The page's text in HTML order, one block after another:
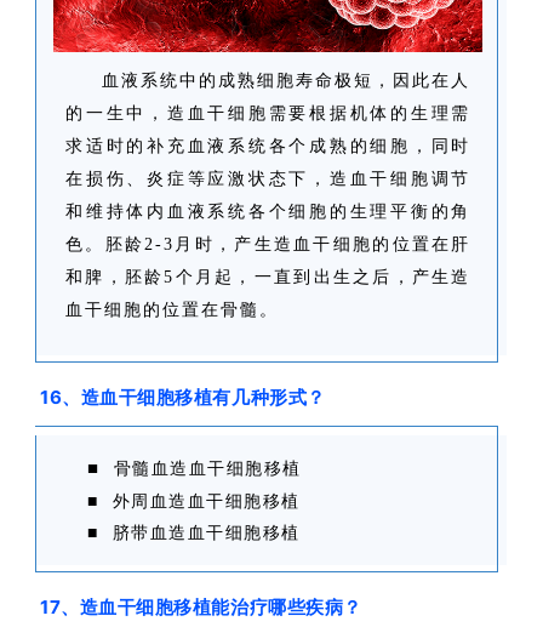
血液系统中的成熟细胞寿命极短，因此在人
的一生中，造血干细胞需要根据机体的生理需
求适时的补充血液系统各个成熟的细胞，同时
在损伤、炎症等应激状态下，造血干细胞调节
和维持体内血液系统各个细胞的生理平衡的角
色。胚龄2-3月时，产生造血干细胞的位置在肝
和脾，胚龄5个月起，一直到出生之后，产生造
血干细胞的位置在骨髓。
16、造血干细胞移植有几种形式？
■
骨髓血造血干细胞移植
■ 外周血造血干细胞移植
■ 脐带血造血干细胞移植
17、造血干细胞移植能治疗哪些疾病？